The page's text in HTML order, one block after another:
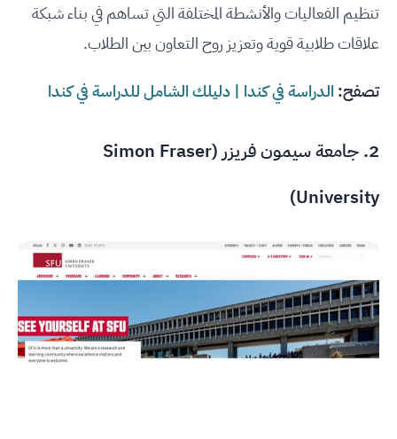
تنظيم الفعاليات والأنشطة المختلفة التي تساهم في بناء شبكة
علاقات طلابية قوية وتعزيز روح التعاون بين الطلاب.
تصفح: الدراسة في كندا | دليلك الشامل للدراسة في كندا
2.
جامعة سيمون فريزر (Simon Fraser
University)